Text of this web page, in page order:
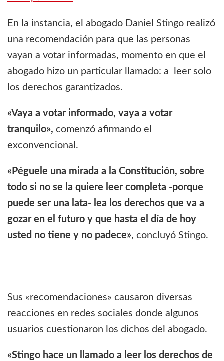
En la instancia, el abogado Daniel Stingo realizó
una recomendación para que las personas
vayan a votar informadas, momento en que el
abogado hizo un particular llamado: a leer solo
los derechos garantizados.
«Vaya a votar informado, vaya a votar
tranquilo», comenzó afirmando el
exconvencional.
«Péguele una mirada a la Constitución, sobre
todo si no se la quiere leer completa -porque
puede ser una lata- lea los derechos que va a
gozar en el futuro y que hasta el día de hoy
usted no tiene y no padece», concluyó Stingo.
Sus «recomendaciones» causaron diversas
reacciones en redes sociales donde algunos
usuarios cuestionaron los dichos del abogado.
«Stingo hace un llamado a leer los derechos de